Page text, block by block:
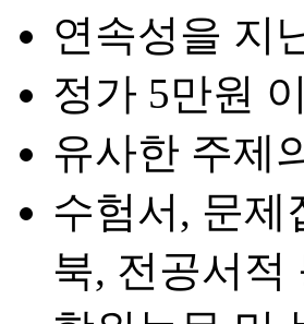
연속성을 지
정가 5만원
유사한 주제
수험서, 문제
북, 전공서적